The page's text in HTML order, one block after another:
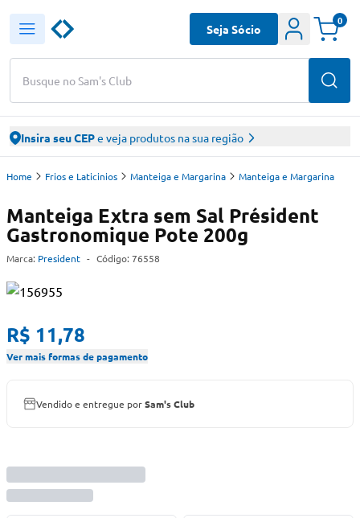
Busque no Sam's Club
Seja Sócio
0
Insira seu CEPe veja produtos na sua região
Home Frios e Laticinios Manteiga e Margarina Manteiga e Margarina
Manteiga Extra sem Sal Président
Gastronomique Pote 200g
Marca: President - Código: 76558
R$ 11,78
Ver mais formas de pagamento
Vendido e entregue porSam's Club